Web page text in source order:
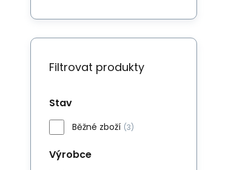
Filtrovat produkty
Stav
Běžné zboží (3)
Výrobce